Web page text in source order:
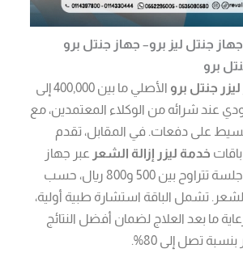
جنتل ليز برو– جهاز جنتل برو
برو
جنتل برو
الأصلي ما بين 400,000 إلى
سعودي عند شرائه من الوكلاء المعتمدين، مع
على دفعات. في المقابل، تقدم
باقات خدمة ليزر إزالة الشعر عبر جهاز
الجنتل برو بأسعار جلسة تتراوح بين 500 و800 ريال، حسب
تشمل الباقة استشارة طبية أولية،
ما بعد العلاج لضمان أفضل النتائج
تصل إلى 80%.